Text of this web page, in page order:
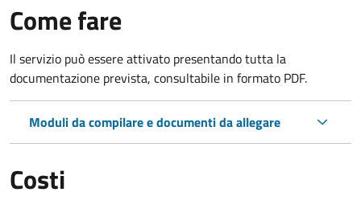
Come fare
Il servizio può essere attivato presentando tutta la
documentazione prevista, consultabile in formato PDF.
Moduli da compilare e documenti da allegare
Costi